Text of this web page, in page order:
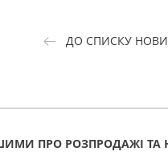
ДО СПИСКУ
ПРО РОЗПРОДАЖІ ТА